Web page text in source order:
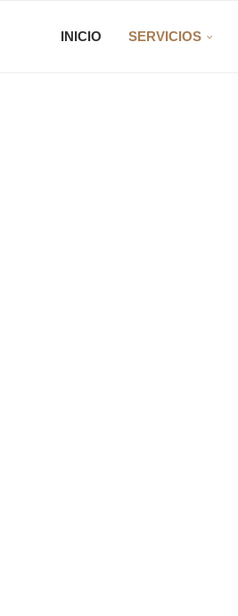
INICIO SERVICIOS